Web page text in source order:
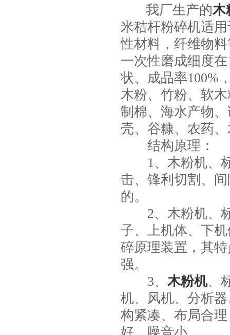
我厂生产的木
米秸杆粉碎机适
性材料，纤维物
一次性磨成细度
状、成品率100%
木粉、竹粉、软
制棉、海水产物
壳、谷糠、农药
结构原理：
1、木粉机、标
击、锋利切割、
的。
2、木粉机、标
子、上机体、下
碎原理装置，其
强。
3、 木粉机、
机、风机、分析
构紧凑、布局合